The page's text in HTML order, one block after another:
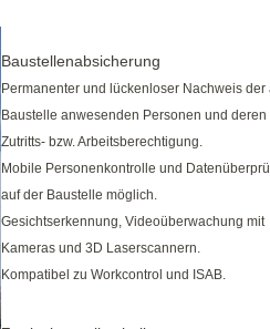
Baustellenabsicherung
Permanenter und lückenloser Nachweis der
Baustelle anwesenden Personen und deren
Zutritts- bzw. Arbeitsberechtigung.
Mobile Personenkontrolle und
auf der Baustelle möglich.
Gesichtserkennung, Videoüberwachung mit
Kameras und 3D Laserscannern.
Kompatibel zu Workcontrol und ISAB.